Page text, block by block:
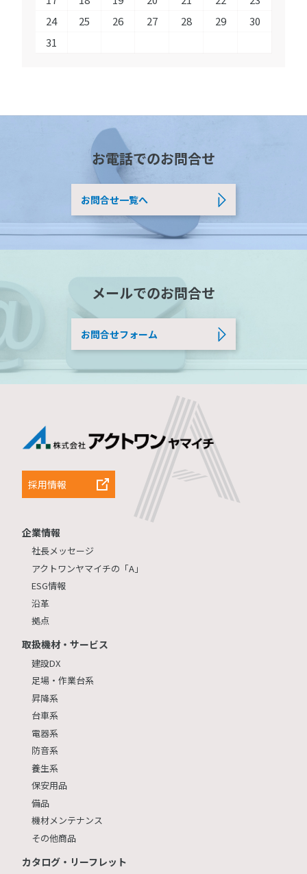
24
25 26 27 28 29
30
31
お電話でのお問合せ
お問合せ一覧へ
メールでのお問合せ
お問合せフォーム
採用情報
企業情報
社長メッセージ
アクトワンヤマイチの「A」
ESG情報
沿革
拠点
取扱機材・サービス
建設DX
足場・作業台系
昇降系
台車系
電器系
防音系
養生系
保安用品
備品
機材メンテナンス
その他商品
カタログ・リーフレット